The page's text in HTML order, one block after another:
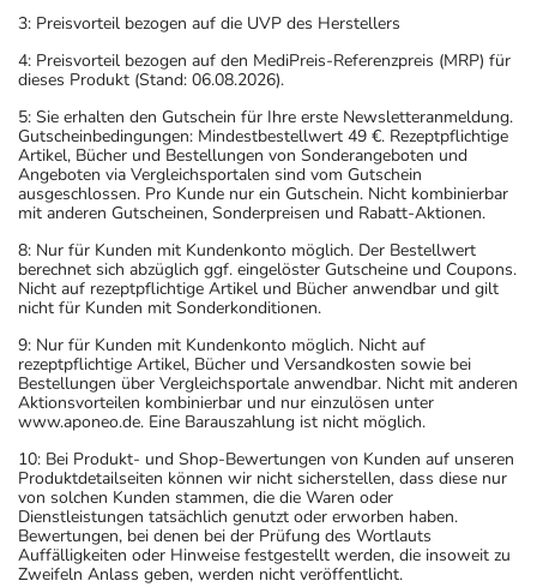
3: Preisvorteil bezogen auf die UVP des Herstellers
4: Preisvorteil bezogen auf den MediPreis-Referenzpreis (MRP) für
dieses Produkt (Stand: 06.08.2026).
5: Sie erhalten den Gutschein für Ihre erste Newsletteranmeldung.
Gutscheinbedingungen: Mindestbestellwert 49 €. Rezeptpflichtige
Artikel, Bücher und Bestellungen von Sonderangeboten und
Angeboten via Vergleichsportalen sind vom Gutschein
ausgeschlossen. Pro Kunde nur ein Gutschein. Nicht kombinierbar
mit anderen Gutscheinen, Sonderpreisen und Rabatt-Aktionen.
8: Nur für Kunden mit Kundenkonto möglich. Der Bestellwert
berechnet sich abzüglich ggf. eingelöster Gutscheine und Coupons.
Nicht auf rezeptpflichtige Artikel und Bücher anwendbar und gilt
nicht für Kunden mit Sonderkonditionen.
9: Nur für Kunden mit Kundenkonto möglich. Nicht auf
rezeptpflichtige Artikel, Bücher und Versandkosten sowie bei
Bestellungen über Vergleichsportale anwendbar. Nicht mit anderen
Aktionsvorteilen kombinierbar und nur einzulösen unter
www.aponeo.de. Eine Barauszahlung ist nicht möglich.
10: Bei Produkt- und Shop-Bewertungen von Kunden auf unseren
Produktdetailseiten können wir nicht sicherstellen, dass diese nur
von solchen Kunden stammen, die die Waren oder
Dienstleistungen tatsächlich genutzt oder erworben haben.
Bewertungen, bei denen bei der Prüfung des Wortlauts
Auffälligkeiten oder Hinweise festgestellt werden, die insoweit zu
Zweifeln Anlass geben, werden nicht veröffentlicht.